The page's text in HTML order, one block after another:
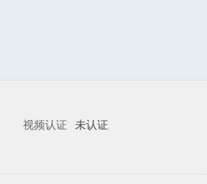
视频认证 未认证